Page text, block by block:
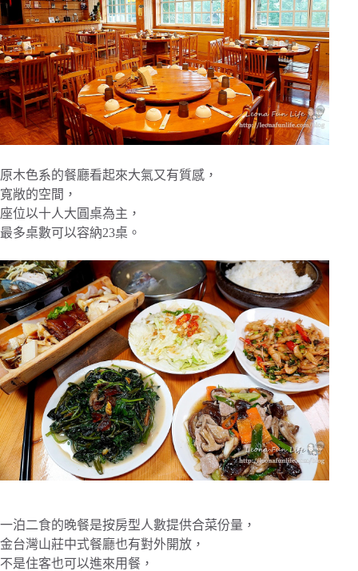
原木色系的餐廳看起來大氣又有質感，
寬敞的空間，
座位以十人大圓桌為主，
最多桌數可以容納23桌。
一泊二食的晚餐是按房型人數提供合菜份量，
金台灣山莊中式餐廳也有對外開放，
不是住客也可以進來用餐，